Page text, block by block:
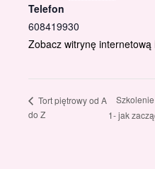
Telefon
608419930
Zobacz witrynę internetową
Tort piętrowy od A
do Z
1- jak